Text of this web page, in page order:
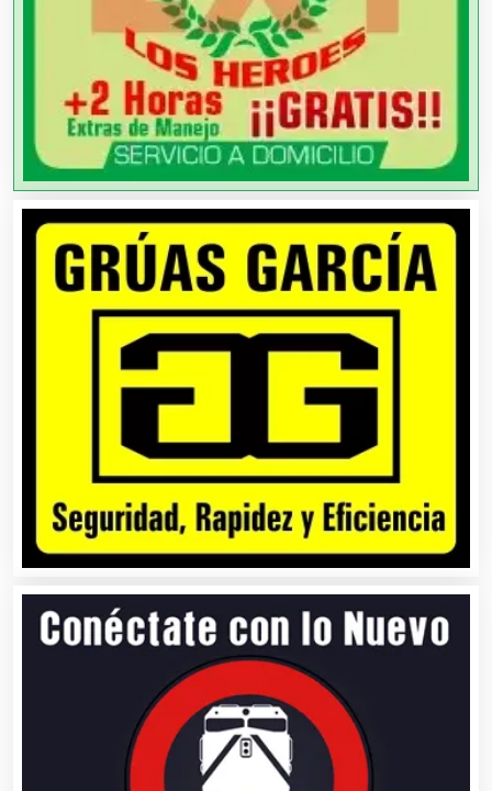
Artículos de Oficina
Artículos de Piel
Artículos Importados
Artículos para el Hogar
Artículos Personales
Artículos Publicitarios
Aseguradoras
Asesores Técnicos
Asesoría Fiscal